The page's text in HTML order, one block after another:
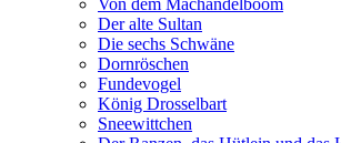
Von dem Machandelboom
Der alte Sultan
Die sechs Schwäne
Dornröschen
Fundevogel
König Drosselbart
Sneewittchen